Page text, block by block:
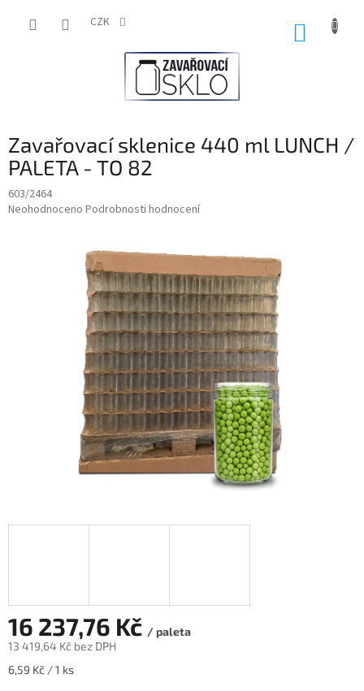
CZK
Zavařovací sklenice 440 ml LUNCH /
PALETA - TO 82
603/2464
Průměrné
Neohodnoceno Podrobnosti hodnocení
16 237,76 Kč / paleta
13 419,64 Kč bez DPH
Měrná
6,59 Kč / 1 ks